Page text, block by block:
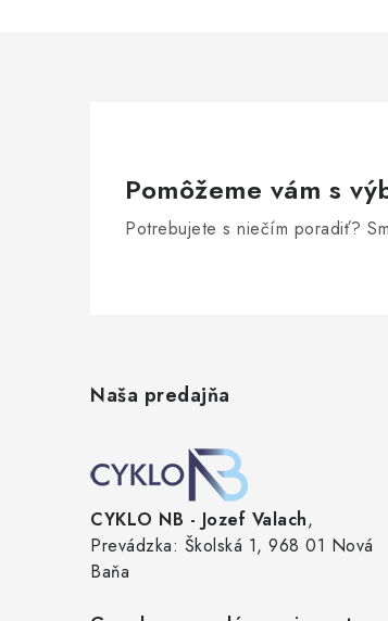
Pomôžeme vám s
Potrebujete s niečím poradiť?
Naša predajňa
CYKLO NB - Jozef Valach,
Prevádzka: Školská 1, 968 01 Nová
Baňa